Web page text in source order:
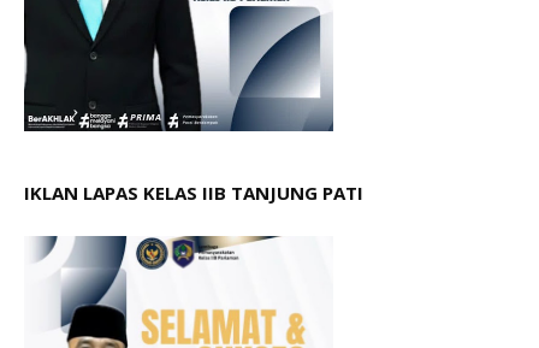
IKLAN LAPAS KELAS IIB TANJUNG PATI